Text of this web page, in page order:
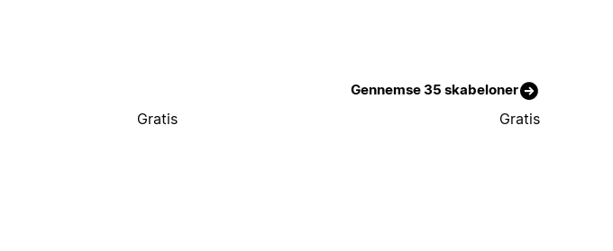
Gennemse 35 skabeloner
Gratis Gratis